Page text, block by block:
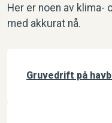
Her er noen av
med akkurat nå.
Gruvedrift på